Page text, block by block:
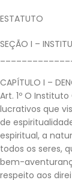
ESTATUTO
SEÇÃO I –
CAPÍTULO I –
Art. 1º O
lucrativos que
de
espiritual, a
todos os seres,
bem-
respeito aos